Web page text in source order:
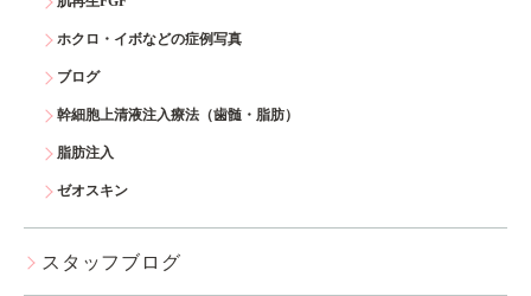
ホクロ・イボなどの症例写真
ブログ
幹細胞上清液注入療法（歯髄・脂肪）
脂肪注入
ゼオスキン
スタッフブログ